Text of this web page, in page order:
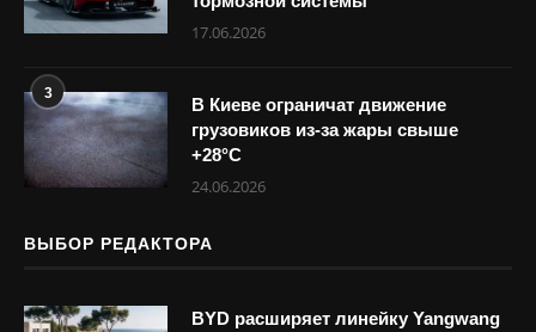
17.06.2026
3
В Киеве ограничат движение
грузовиков из-за жары свыше
+28°С
24.06.2026
ВЫБОР РЕДАКТОРА
BYD расширяет линейку Yangwang